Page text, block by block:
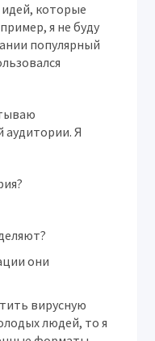
которые
я не буду
популярный
аудитории. Я
они
вирусную
людей, то я